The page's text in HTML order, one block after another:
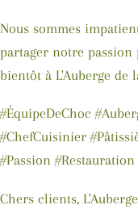
Nous sommes
partager notre passion
bientôt à L'Auberge de
#ÉquipeDeChoc
#ChefCuisinier
#Passion #Restauration
Chers clients,